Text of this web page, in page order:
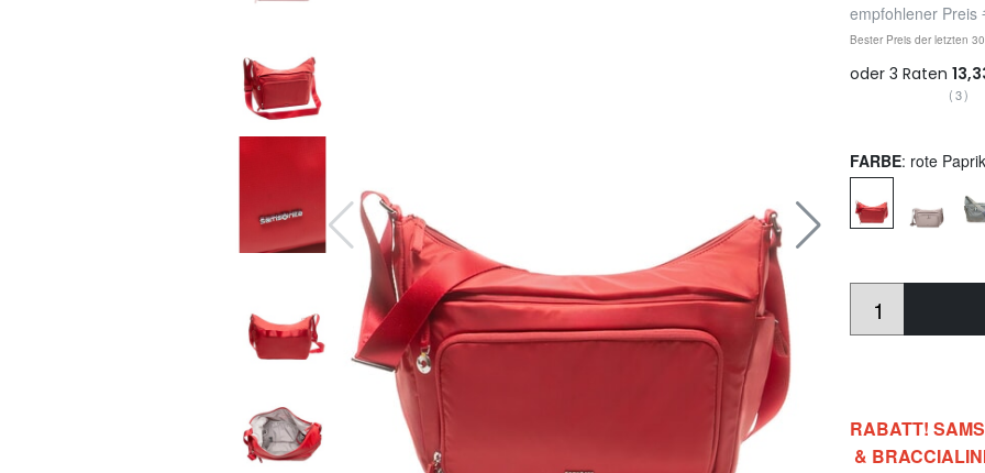
empfohlener Preis
Bester Preis der letzten
(3)
FARBE: rote
RABATT!
&